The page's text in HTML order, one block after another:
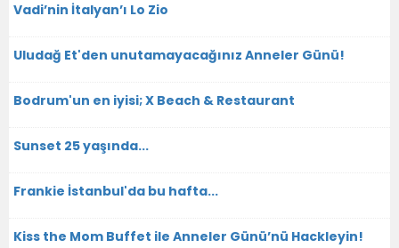
Vadi’nin İtalyan’ı Lo Zio
Uludağ Et'den unutamayacağınız Anneler Günü!
Bodrum'un en iyisi; X Beach & Restaurant
Sunset 25 yaşında...
Frankie İstanbul'da bu hafta...
Kiss the Mom Buffet ile Anneler Günü’nü Hackleyin!